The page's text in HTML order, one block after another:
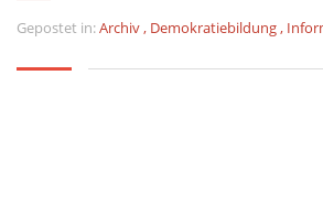
Gepostet in:Archiv, Demokratiebildung,